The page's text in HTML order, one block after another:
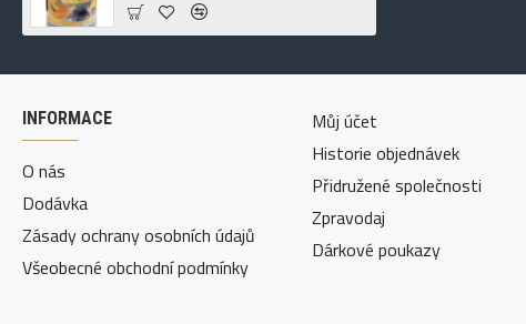
INFORMACE
O nás
Dodávka
Zásady ochrany osobních údajů
Všeobecné obchodní podmínky
Můj účet
Historie objednávek
Přidružené společnosti
Zpravodaj
Dárkové poukazy